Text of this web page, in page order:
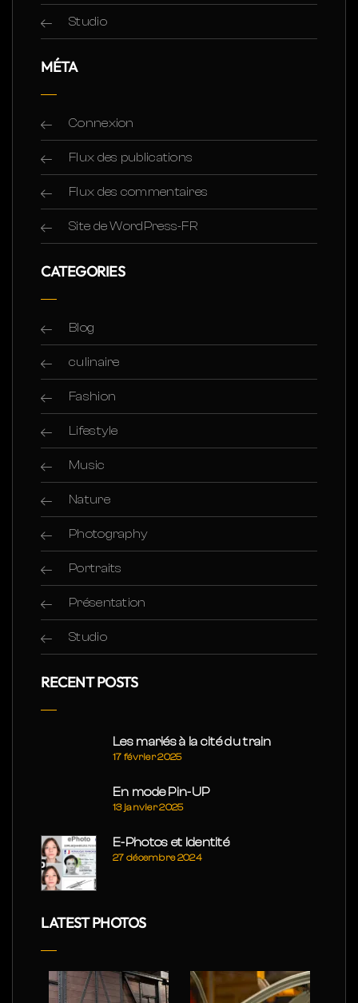
Studio
MÉTA
Connexion
Flux des publications
Flux des commentaires
Site de WordPress-FR
CATEGORIES
Blog
culinaire
Fashion
Lifestyle
Music
Nature
Photography
Portraits
Présentation
Studio
RECENT POSTS
Les mariés à la cité du train
17 février 2025
En mode Pin-UP
13 janvier 2025
E-Photos et Identité
27 décembre 2024
LATEST PHOTOS